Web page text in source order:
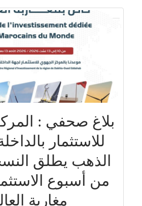
بلاغ صحفي :
للاستثمار
الذهب يطلق
من أسبوع
مغاربة